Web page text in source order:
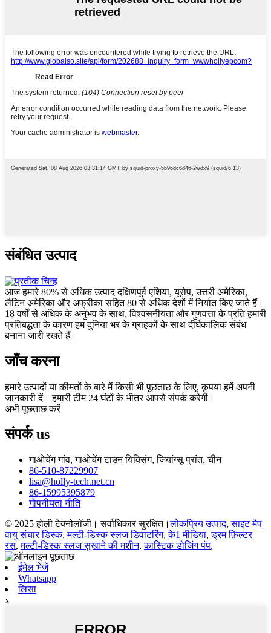
संबंधित उत्पाद
आज हमारे 80% से अधिक उत्पाद दक्षिणपूर्व एशिया, यूरोप, उत्तरी अमेरिका,
लैटिन अमेरिका और अफ्रीका सहित 80 से अधिक देशों में निर्यात किए जाते हैं।
18 वर्षों से अधिक के अनुभव के साथ, विश्वसनीयता और गुणवत्ता के प्रति हमारी
प्रतिबद्धता के कारण हम दुनिया भर के ग्राहकों के साथ दीर्घकालिक संबंध
बनाना जारी रखते हैं।
जाँच करना
हमारे उत्पादों या कीमतों के बारे में किसी भी पूछताछ के लिए, कृपया हमें अपनी
जानकारी दें। हमारी टीम 24 घंटों के भीतर आपसे संपर्क करेगी।
अभी पूछताछ करें
संपर्कus
गाओचेंग गांव, गाओचेंग टाउन यिक्सिंग, जियांग्सू प्रांत, चीन
86-510-87229907
lisa@holly-tech.net.cn
86-15995395879
गोपनीयता नीति
© 2025 होली टेक्नोलॉजी। सर्वाधिकार सुरक्षित।लोकप्रिय उत्पाद,साइट मैप
वायु संचार डिस्क,मल्टी-डिस्क स्लज डिवाटरिंग,के1 मीडिया,ड्रम फ़िल्टर
रस,मल्टी-डिस्क स्लज सुखाने की मशीन,कास्टिक डोजिंग पंप,
ईमेल भेजें
Whatsapp
लिसा
x